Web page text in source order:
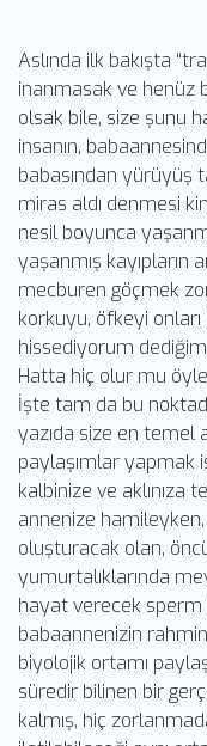
Aslında ilk bakışta
inanmasak ve henüz
olsak bile, size şunu
insanın,
babasından yürüyüş
miras aldı denmesi
nesil boyunca
yaşanmış kayıpların
mecburen göçmek
korkuyu, öfkeyi
hissediyorum
Hatta hiç olur mu
İşte tam da bu
yazıda size en temel
paylaşımlar yapmak
kalbinize ve aklınıza
annenize hamileyken,
oluşturacak olan,
yumurtalıklarında
hayat verecek sperm
babaannenizin
biyolojik ortamı
süredir bilinen bir
kalmış, hiç